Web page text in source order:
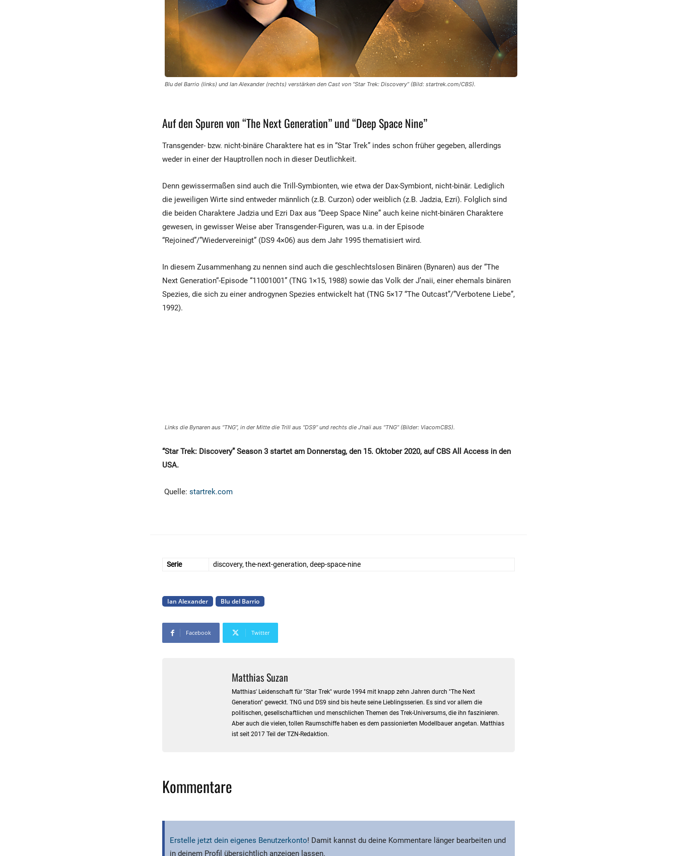
Blu del Barrio (links) und Ian Alexander (rechts) verstärken den Cast von “Star Trek: Discovery” (Bild: startrek.com/CBS).
Auf den Spuren von “The Next Generation” und “Deep Space Nine”
Transgender- bzw. nicht-binäre Charaktere hat es in “Star Trek” indes schon früher gegeben, allerdings
weder in einer der Hauptrollen noch in dieser Deutlichkeit.
Denn gewissermaßen sind auch die Trill-Symbionten, wie etwa der Dax-Symbiont, nicht-binär. Lediglich
die jeweiligen Wirte sind entweder männlich (z.B. Curzon) oder weiblich (z.B. Jadzia, Ezri). Folglich sind
die beiden Charaktere Jadzia und Ezri Dax aus “Deep Space Nine” auch keine nicht-binären Charaktere
gewesen, in gewisser Weise aber Transgender-Figuren, was u.a. in der Episode
“Rejoined”/”Wiedervereinigt” (DS9 4×06) aus dem Jahr 1995 thematisiert wird.
In diesem Zusammenhang zu nennen sind auch die geschlechtslosen Binären (Bynaren) aus der “The
Next Generation“-Episode “11001001” (TNG 1×15, 1988) sowie das Volk der J’naii, einer ehemals binären
Spezies, die sich zu einer androgynen Spezies entwickelt hat (TNG 5×17 “The Outcast”/”Verbotene Liebe”,
1992).
Links die Bynaren aus “TNG”, in der Mitte die Trill aus “DS9” und rechts die J’naii aus “TNG” (Bilder: ViacomCBS).
“Star Trek: Discovery” Season 3 startet am Donnerstag, den 15. Oktober 2020, auf CBS All Access in den
USA.
Quelle: startrek.com
Serie discovery, the-next-generation, deep-space-nine
Ian Alexander Blu del Barrio
Facebook Twitter
Matthias Suzan
Matthias' Leidenschaft für "Star Trek" wurde 1994 mit knapp zehn Jahren durch "The Next
Generation" geweckt. TNG und DS9 sind bis heute seine Lieblingsserien. Es sind vor allem die
politischen, gesellschaftlichen und menschlichen Themen des Trek-Universums, die ihn faszinieren.
Aber auch die vielen, tollen Raumschiffe haben es dem passionierten Modellbauer angetan. Matthias
ist seit 2017 Teil der TZN-Redaktion.
Kommentare
Erstelle jetzt dein eigenes Benutzerkonto! Damit kannst du deine Kommentare länger bearbeiten und
in deinem Profil übersichtlich anzeigen lassen.